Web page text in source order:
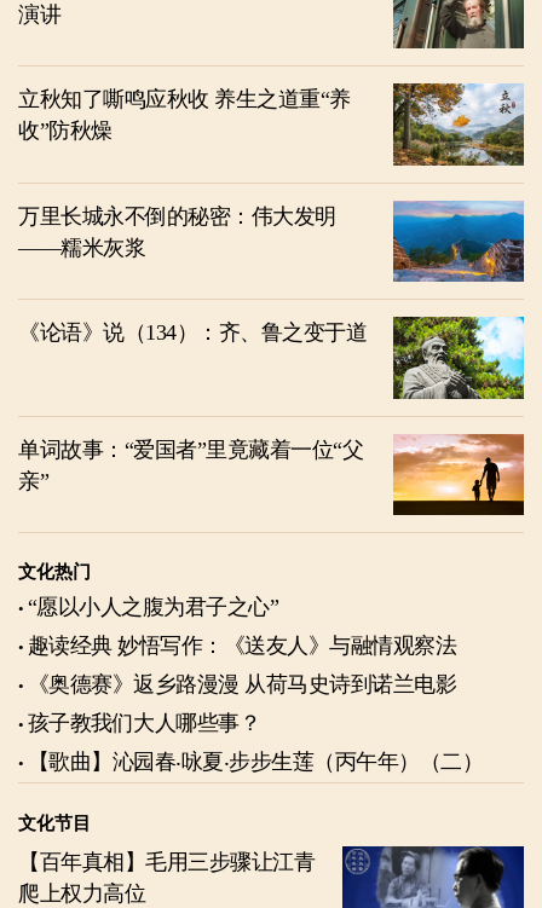
演讲
立秋知了嘶鸣应秋收 养生之道重“养
收”防秋燥
万里长城永不倒的秘密：伟大发明
——糯米灰浆
《论语》说（134）：齐、鲁之变于道
单词故事：“爱国者”里竟藏着一位“父
亲”
文化热门
“愿以小人之腹为君子之心”
趣读经典 妙悟写作：《送友人》与融情观察法
《奥德赛》返乡路漫漫 从荷马史诗到诺兰电影
孩子教我们大人哪些事？
【歌曲】沁园春‧咏夏‧步步生莲（丙午年）（二）
文化节目
【百年真相】毛用三步骤让江青
爬上权力高位